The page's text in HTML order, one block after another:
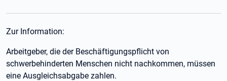
Zur Information:
Arbeitgeber, die der Beschäftigungspflicht von
schwerbehinderten Menschen nicht nachkommen, müssen
eine Ausgleichsabgabe zahlen.